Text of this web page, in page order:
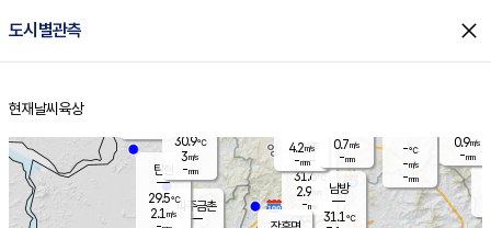
도시별관측 close
홈
현재날씨 육상
양주
31.6℃
2.9
-mm
파주금촌
-℃
-m/s
-mm
탄현
29.5℃
2.1 m/s
0.9m/s
-mm
남방
31.1℃
4.2m/s
-mm
30.9℃
3m/s
-mm
0.7m/s
-mm